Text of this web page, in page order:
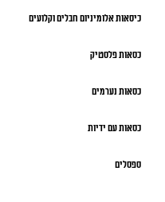
כיסאות אלומיניום חבלים וקלועים
כסאות פלסטיק
כסאות נערמים
כסאות עם ידיות
ספסלים